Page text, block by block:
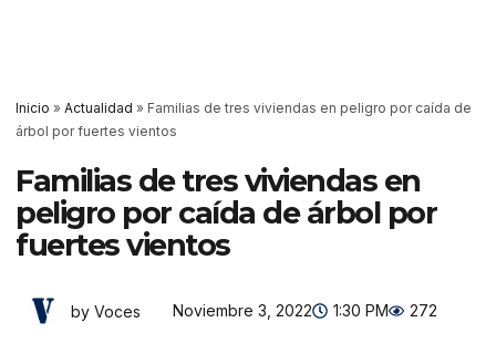
Inicio » Actualidad » Familias de tres viviendas en peligro por caída de
árbol por fuertes vientos
Familias de tres viviendas en
peligro por caída de árbol por
fuertes vientos
by Voces Noviembre 3, 2022 1:30 PM 272